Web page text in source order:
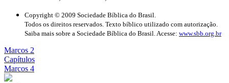
Copyright © 2009 Sociedade Bíblica do Brasil.
Todos os direitos reservados. Texto bíblico utilizado com autorização.
Saiba mais sobre a Sociedade Bíblica do Brasil. Acesse: www.sbb.org.br
Marcos 2
Capítulos
Marcos 4